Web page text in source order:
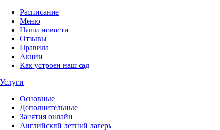
Расписание
Меню
Наши новости
Отзывы
Правила
Акции
Как устроен наш сад
Услуги
Основные
Дополнительные
Занятия онлайн
Английский летний лагерь